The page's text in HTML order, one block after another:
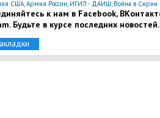
США,Армия России, ИГИЛ - ДАИШ, Война в Сирии
к нам в Facebook,
Будьте в курсе последних новостей.